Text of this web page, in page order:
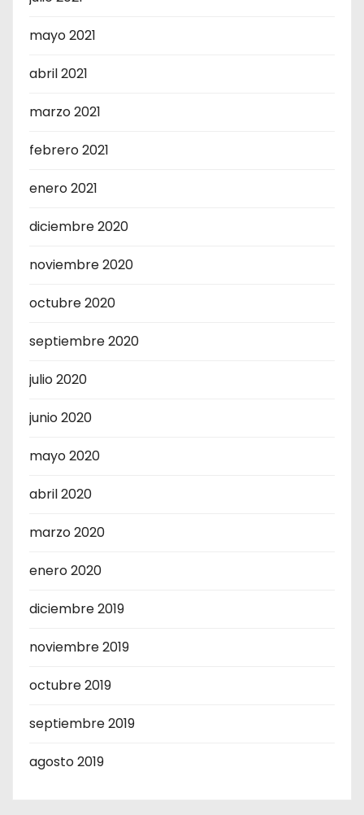
mayo 2021
abril 2021
marzo 2021
febrero 2021
enero 2021
diciembre 2020
noviembre 2020
octubre 2020
septiembre 2020
julio 2020
junio 2020
mayo 2020
abril 2020
marzo 2020
enero 2020
diciembre 2019
noviembre 2019
octubre 2019
septiembre 2019
agosto 2019